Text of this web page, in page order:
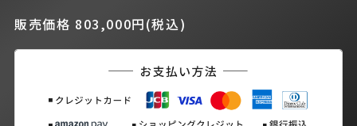
販売価格 803,000円(税込)